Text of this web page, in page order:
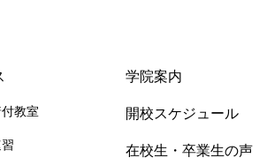
教室
学院案内
開校スケジュール
在校生・卒業生の声